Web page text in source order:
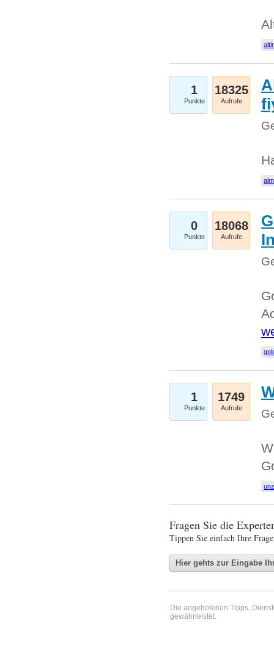
1
Punkte
18325
Aufrufe
0
Punkte
18068
Aufrufe
1
Punkte
1749
Aufrufe
Fragen Sie die
Tippen Sie einfach Ihre
Die angebotenen Tipps,
gewährleistet.